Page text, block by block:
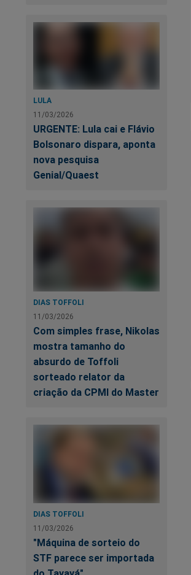
LULA
11/03/2026
URGENTE: Lula cai e Flávio
Bolsonaro dispara, aponta
nova pesquisa
Genial/Quaest
DIAS TOFFOLI
11/03/2026
Com simples frase, Nikolas
mostra tamanho do
absurdo de Toffoli
sorteado relator da
criação da CPMI do Master
DIAS TOFFOLI
11/03/2026
"Máquina de sorteio do
STF parece ser importada